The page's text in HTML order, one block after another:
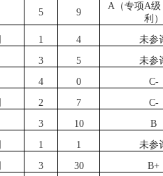
5 9
A（专项A级
利）
1 4 未参
3 5 未参
4 0 C-
2 7 C-
3 10 B
1 1 未参
3 30 B+